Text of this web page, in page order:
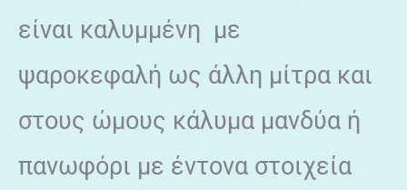
είναι καλυμμένη με
ψαροκεφαλή ως άλλη μίτρα και
στους ώμους κάλυμα μανδύα ή
πανωφόρι με έντονα στοιχεία